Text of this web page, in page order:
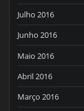
Julho 2016
Junho 2016
Maio 2016
Abril 2016
Março 2016